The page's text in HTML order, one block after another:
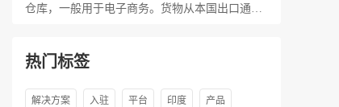
仓库，一般用于电子商务。货物从本国出口通过
操作，对海外的仓库下达指令完成订单履行。货
流所需要的时间。
热门标签
解决方案 入驻 平台 印度 产品